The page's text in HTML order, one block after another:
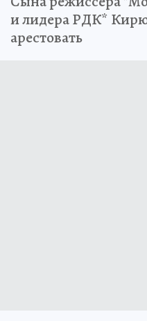
и лидера РДК*
арестовать